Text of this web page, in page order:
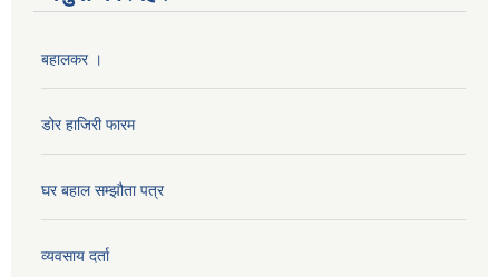
बहालकर ।
डोर हाजिरी फारम
घर बहाल सम्झौता पत्र
व्यवसाय दर्ता